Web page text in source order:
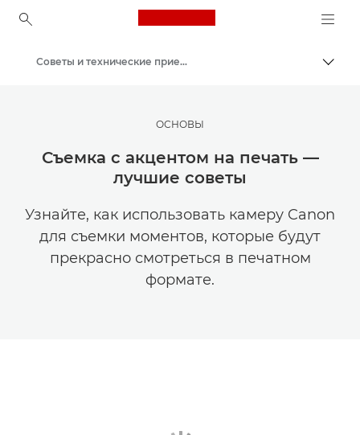
Canon Logo, back to
Мастерская творчества | Советы по фотографии и печати и руководства для покупателей
Советы и технические приемы по фотографии и печати
ОСНОВЫ
Съемка с акцентом на печать —
лучшие советы
Узнайте, как использовать камеру Canon
для съемки моментов, которые будут
прекрасно смотреться в печатном
формате.